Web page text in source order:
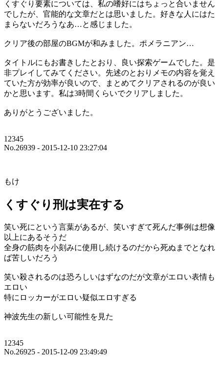
くすぐり要素については、私の嗜好にはちょっと合いません
でしたが、官能的な文章だとは思いました。好きな人にはた
まらないだろうなあ…と感じました。
クリア後の部屋のBGMが和みました。ポメラニアン…
タイトルにもお書きしたとおり、良い探索ゲームでした。是
非プレイしてみてください。先述のとおりメモの内容を覚え
ていた方が効率が良いので、まとめてクリアされるのが良い
かと思います。私は3時間くらいでクリアしました。
ありがとうございました。
12345
No.26939 - 2015-12-10 23:27:04
もけ
くすぐり刑は実在する
笑い死にという言葉があるが、笑いすぎて死んだ事例は想像
以上にあるそうだ
全身の筋肉を小刻みに使用し続けるのだから死ぬまでとなれ
ば苦しいだろう
笑い殺されるのは恐ろしいはずなのだが文章がエロい表情も
エロい
特にロッカーがエロい疑似エロすぎる
神波先生の新しい可能性を見た
12345
No.26925 - 2015-12-09 23:49:49